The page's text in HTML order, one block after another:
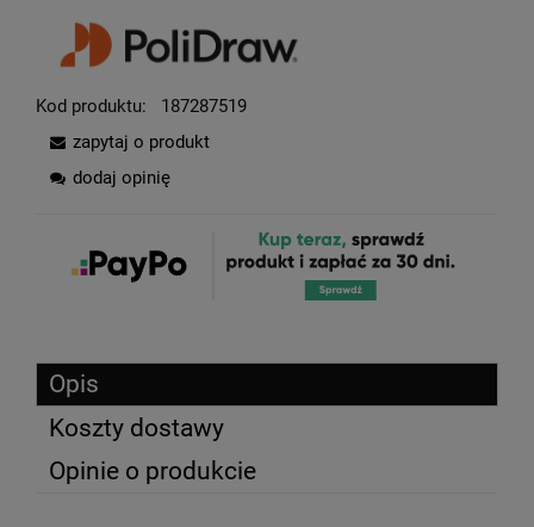
Kod produktu:
187287519
zapytaj o produkt
dodaj opinię
Opis
Koszty dostawy
Opinie o produkcie